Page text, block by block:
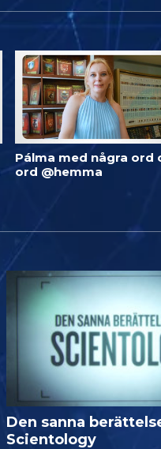
Pálma med några ord
ord @hemma
Den sanna
Scientology